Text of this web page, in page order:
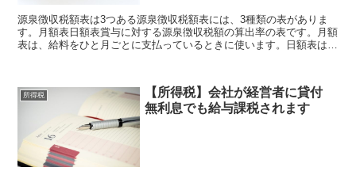
源泉徴収税額表は3つある源泉徴収税額表には、3種類の表がありま
す。月額表日額表賞与に対する源泉徴収税額の算出率の表です。月額
表は、給料をひと月ごとに支払っているときに使います。日額表は、
所得税
【所得税】会社が経営者に貸付
無利息でも給与課税されます